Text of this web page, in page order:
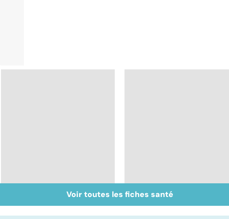
Staphylocoque doré :
une bactérie sous
Métastases, le
cancer propagé
Voir toutes les fiches santé